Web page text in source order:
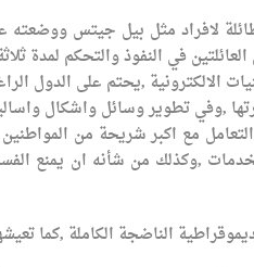
لافراد مثل بيل جيتس ووضعته
في النفوذ والتحكم لمدة
الالكترونية ,يحتم على الدول
,وفي تطوير وسائل واشكال
مع اكبر شريحة من
,وكذلك من شأنه ان يمنع
الناضجة الكاملة ,كما